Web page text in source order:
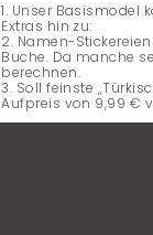
1. Unser Basismodel
Extras hin zu:
2. Namen-
Buche. Da manche
berechnen.
3. Soll feinste
Aufpreis von 9,99 €